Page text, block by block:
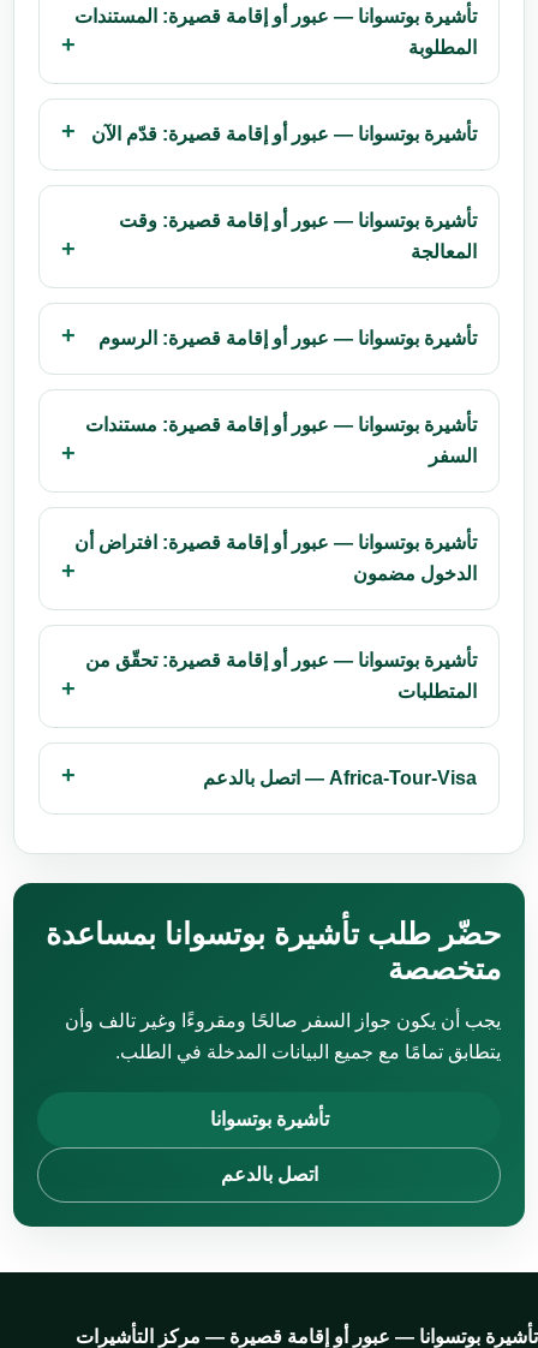
تأشيرة بوتسوانا — عبور أو إقامة قصيرة: المستندات
المطلوبة
تأشيرة بوتسوانا — عبور أو إقامة قصيرة: قدّم الآن
تأشيرة بوتسوانا — عبور أو إقامة قصيرة: وقت
المعالجة
تأشيرة بوتسوانا — عبور أو إقامة قصيرة: الرسوم
تأشيرة بوتسوانا — عبور أو إقامة قصيرة: مستندات
السفر
تأشيرة بوتسوانا — عبور أو إقامة قصيرة: افتراض أن
الدخول مضمون
تأشيرة بوتسوانا — عبور أو إقامة قصيرة: تحقّق من
المتطلبات
Africa-Tour-Visa — اتصل بالدعم
حضّر طلب تأشيرة بوتسوانا بمساعدة
متخصصة
يجب أن يكون جواز السفر صالحًا ومقروءًا وغير تالف وأن
يتطابق تمامًا مع جميع البيانات المدخلة في الطلب.
تأشيرة بوتسوانا
اتصل بالدعم
تأشيرة بوتسوانا — عبور أو إقامة قصيرة — مركز التأشيرات